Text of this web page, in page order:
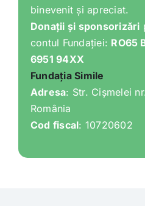
binevenit și apreciat.
Donații și sponsorizări
contul Fundației: RO65
6951 94XX
Fundația Simile
Adresa: Str. Cișmelei
România
Cod fiscal: 10720602